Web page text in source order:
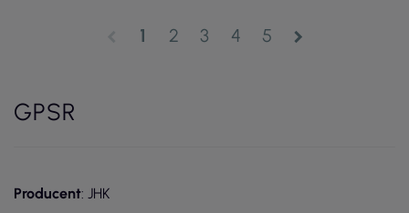
1 2 3 4 5 chevron_right
GPSR
Producent: JHK